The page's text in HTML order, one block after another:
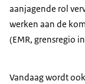
aanjagende rol
werken aan de
(EMR, grensregio
Vandaag wordt